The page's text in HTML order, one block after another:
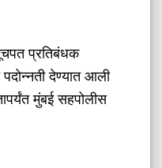
प्रतिबंधक
पदोन्नती देण्यात आली
मुंबई सहपोलीस